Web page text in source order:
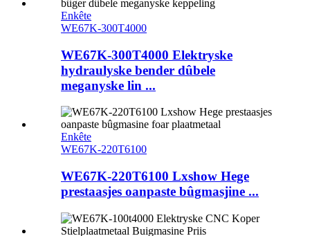
Enkête
WE67K-300T4000
WE67K-300T4000 Elektryske
hydraulyske bender dûbele
meganyske lin ...
Enkête
WE67K-220T6100
WE67K-220T6100 Lxshow Hege
prestaasjes oanpaste bûgmasjine ...